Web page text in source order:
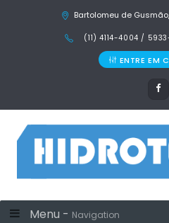
Bartolomeu de
(11) 4114-4004 /
ENTRE EM
Menu - Navigation